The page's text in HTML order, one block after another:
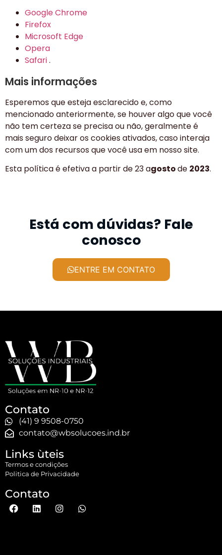
Google Chrome
Firefox
Microsoft Edge
Opera
Safari.
Mais informações
Esperemos que esteja esclarecido e, como
mencionado anteriormente, se houver algo que você
não tem certeza se precisa ou não, geralmente é
mais seguro deixar os cookies ativados, caso interaja
com um dos recursos que você usa em nosso site.
Esta política é efetiva a partir de 23 agostode 2023.
Está com dúvidas? Fale
conosco
ENTRE EM CONTATO
Contato
(41) 9 9508-0750
contato@wbsolucoes.ind.br
Links ùteis
Termos e condições
Politica de Privacidade
Contato